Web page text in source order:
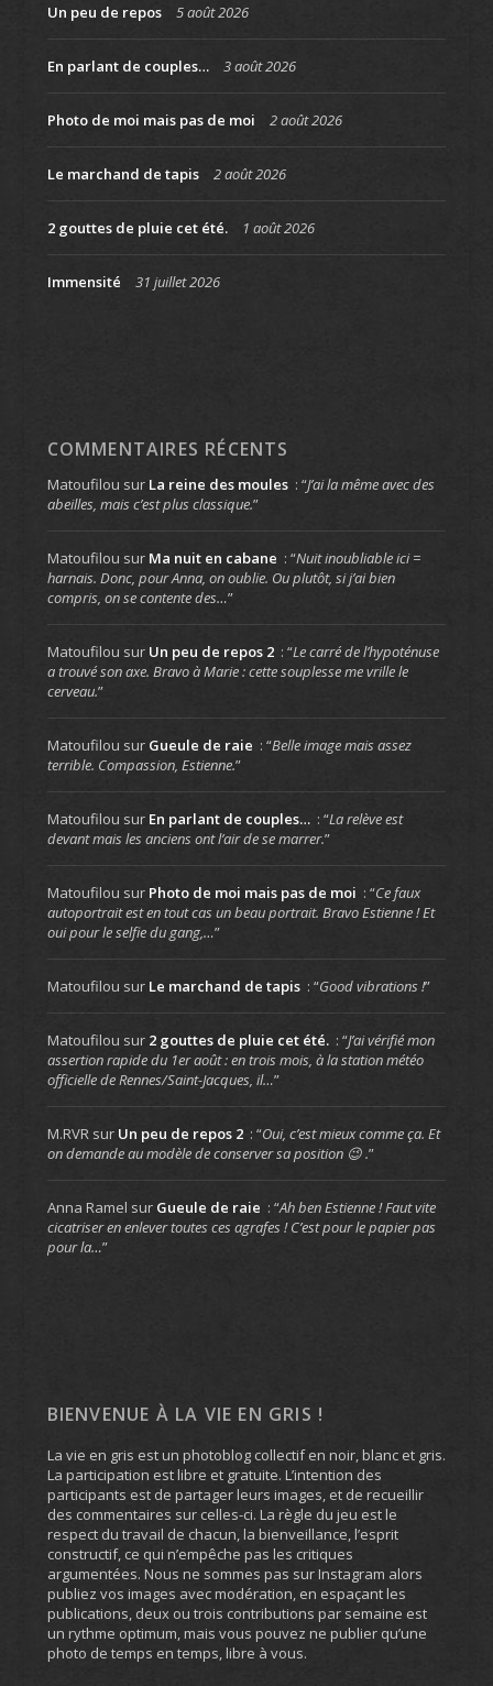
Un peu de repos 5 août 2026
En parlant de couples… 3 août 2026
Photo de moi mais pas de moi 2 août 2026
Le marchand de tapis 2 août 2026
2 gouttes de pluie cet été. 1 août 2026
Immensité 31 juillet 2026
COMMENTAIRES RÉCENTS
Matoufilou sur La reine des moules : “J’ai la même avec des
abeilles, mais c’est plus classique.”
Matoufilou sur Ma nuit en cabane : “Nuit inoubliable ici =
harnais. Donc, pour Anna, on oublie. Ou plutôt, si j’ai bien
compris, on se contente des…”
Matoufilou sur Un peu de repos 2 : “Le carré de l’hypoténuse
a trouvé son axe. Bravo à Marie : cette souplesse me vrille le
cerveau.”
Matoufilou sur Gueule de raie : “Belle image mais assez
terrible. Compassion, Estienne.”
Matoufilou sur En parlant de couples… : “La relève est
devant mais les anciens ont l’air de se marrer.”
Matoufilou sur Photo de moi mais pas de moi : “Ce faux
autoportrait est en tout cas un beau portrait. Bravo Estienne ! Et
oui pour le selfie du gang,…”
Matoufilou sur Le marchand de tapis : “Good vibrations !”
Matoufilou sur 2 gouttes de pluie cet été. : “J’ai vérifié mon
assertion rapide du 1er août : en trois mois, à la station météo
officielle de Rennes/Saint-Jacques, il…”
M.RVRsur Un peu de repos 2 : “Oui, c’est mieux comme ça. Et
on demande au modèle de conserver sa position 😉 .”
Anna Ramel sur Gueule de raie : “Ah ben Estienne ! Faut vite
cicatriser en enlever toutes ces agrafes ! C’est pour le papier pas
pour la…”
BIENVENUE À LA VIE EN GRIS !
La vie en gris est un photoblog collectif en noir, blanc et gris.
La participation est libre et gratuite. L’intention des
participants est de partager leurs images, et de recueillir
des commentaires sur celles-ci. La règle du jeu est le
respect du travail de chacun, la bienveillance, l’esprit
constructif, ce qui n’empêche pas les critiques
argumentées. Nous ne sommes pas sur Instagram alors
publiez vos images avec modération, en espaçant les
publications, deux ou trois contributions par semaine est
un rythme optimum, mais vous pouvez ne publier qu’une
photo de temps en temps, libre à vous.